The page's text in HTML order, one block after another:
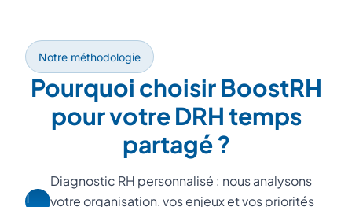
Notre méthodologie
Pourquoi choisir BoostRH
pour votre DRH temps
partagé ?
1
Diagnostic RH personnalisé : nous analysons
votre organisation, vos enjeux et vos priorités